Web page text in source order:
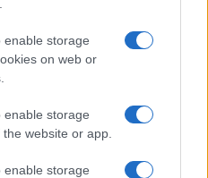
enable storage
on web or
enable storage
website or app.
enable storage